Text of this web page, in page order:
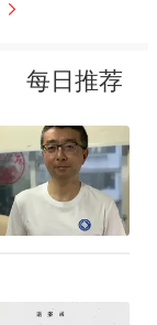
每日推荐